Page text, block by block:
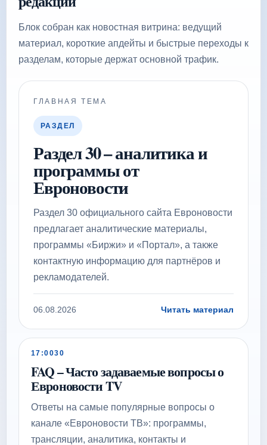
Блок собран как новостная витрина: ведущий
материал, короткие апдейты и быстрые переходы к
разделам, которые держат основной трафик.
ГЛАВНАЯ ТЕМА
РАЗДЕЛ
Раздел 30 – аналитика и
программы от
Евроновости
Раздел 30 официального сайта Евроновости
предлагает аналитические материалы,
программы «Биржи» и «Портал», а также
контактную информацию для партнёров и
рекламодателей.
06.08.2026 Читать материал
17:0030
FAQ – Часто задаваемые вопросы о
Евроновости TV
Ответы на самые популярные вопросы о
канале «Евроновости ТВ»: программы,
трансляции, аналитика, контакты и